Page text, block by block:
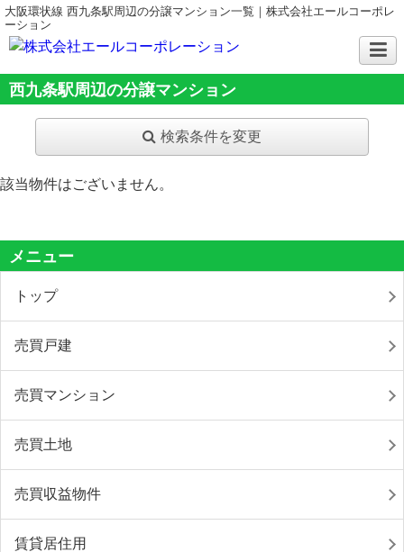
大阪環状線 西九条駅周辺の分譲マンション一覧｜株式会社エールコーポレ
ーション
西九条駅周辺の分譲マンション
検索条件を変更
該当物件はございません。
メニュー
トップ
売買戸建
売買マンション
売買土地
売買収益物件
賃貸居住用